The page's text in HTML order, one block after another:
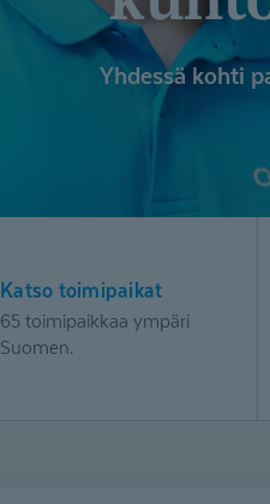
Yhdessä kohti
Katso toimipaikat
65 toimipaikkaa ympäri
Suomen.